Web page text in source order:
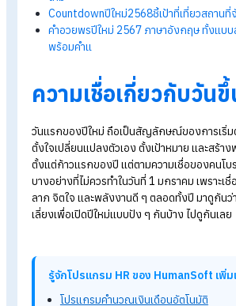
โบราณ เพื่อเริ่มต้นวันปีใหม่อย่
ลาภ พลังบวก และหลีกเลี่ยงเรื่อ
อ่านบทความที่เกี่ยวข้องเพิ่มเติม
ปีใหม่นี้! แจกของรางวัลพนักงานต้อง
คำอวยพรปีใหม่ 2568
ทั้งไทยและอั
ใหม่
Countdownปีใหม่2568ชี้เป้าที่เที่ยว
คําอวยพรปีใหม่ 2567ภาษาอังกฤษ
ความเชื่อเกี่ยวกับ